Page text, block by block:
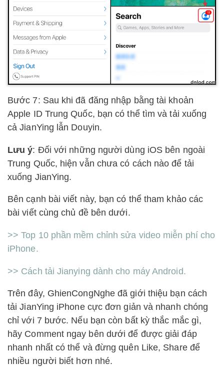
Bước 7: Sau khi đã đăng nhập bằng tài khoản
Apple ID Trung Quốc, bạn có thể tìm và tải xuống
cả JianYing lẫn Douyin.
Lưu ý: Đối với những người dùng iOS bên ngoài
Trung Quốc, hiện vẫn chưa có cách nào để tải
xuống JianYing.
Bên cạnh bài viết này, bạn có thể tham khảo các
bài viết cùng chủ đề bên dưới.
>> Top 10 phần mềm chỉnh sửa video miễn phí cho
iPhone.
>> Cách tải Jianying dành cho máy Android.
Trên đây, GhienCongNghe đã giới thiệu bạn cách
tải JianYing iPhone cực đơn giản và nhanh chóng
chỉ với 7 bước. Nếu bạn còn bất kỳ thắc mắc gì,
hãy Comment ngay bên dưới để được giải đáp
nhanh nhất có thể và đừng quên Like, Share để
nhiều người biết hơn nhé.